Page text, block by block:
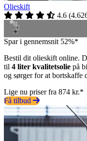
Olieskift
4.6 (
Spar i gennemsnit 52%*
Bestil dit olieskift online.
til 4 liter kvalitetsolie på
og sørger for at bortskaffe
Lige nu priser fra 874 kr.*
Få tilbud